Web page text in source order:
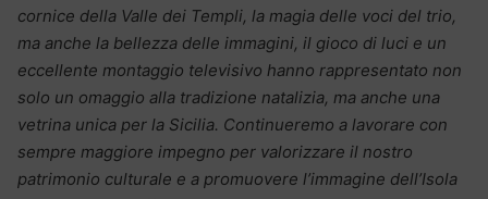
cornice della Valle dei Templi, la magia delle voci del trio,
ma anche la bellezza delle immagini, il gioco di luci e un
eccellente montaggio televisivo hanno rappresentato non
solo un omaggio alla tradizione natalizia, ma anche una
vetrina unica per la Sicilia. Continueremo a lavorare con
sempre maggiore impegno per valorizzare il nostro
patrimonio culturale e a promuovere l’immagine dell’Isola